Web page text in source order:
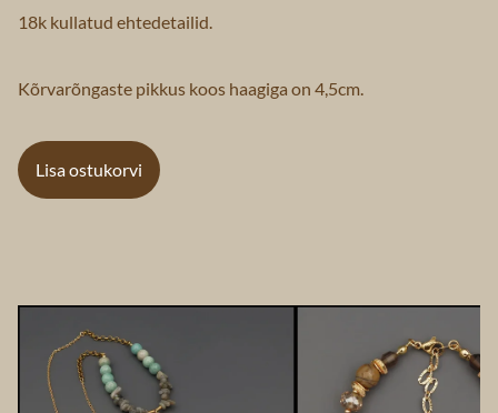
18k kullatud ehtedetailid.
Kõrvarõngaste pikkus koos haagiga on 4,5cm.
Lisa ostukorvi